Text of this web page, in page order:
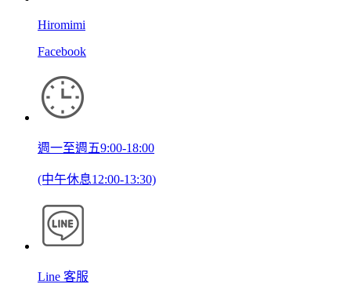
Hiromimi
Facebook
週一至週五9:00-18:00
(中午休息12:00-13:30)
Line 客服